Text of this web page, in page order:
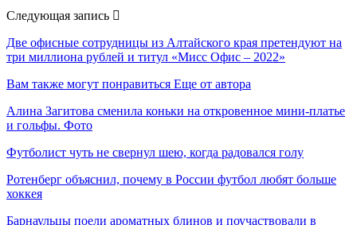
Следующая запись
Две офисные сотрудницы из Алтайского края претендуют на
три миллиона рублей и титул «Мисс Офис – 2022»
Вам также могут понравиться Еще от автора
Алина Загитова сменила коньки на откровенное мини-платье
и гольфы. Фото
Футболист чуть не свернул шею, когда радовался голу
Ротенберг объяснил, почему в России футбол любят больше
хоккея
Барнаульцы поели ароматных блинов и поучаствовали в